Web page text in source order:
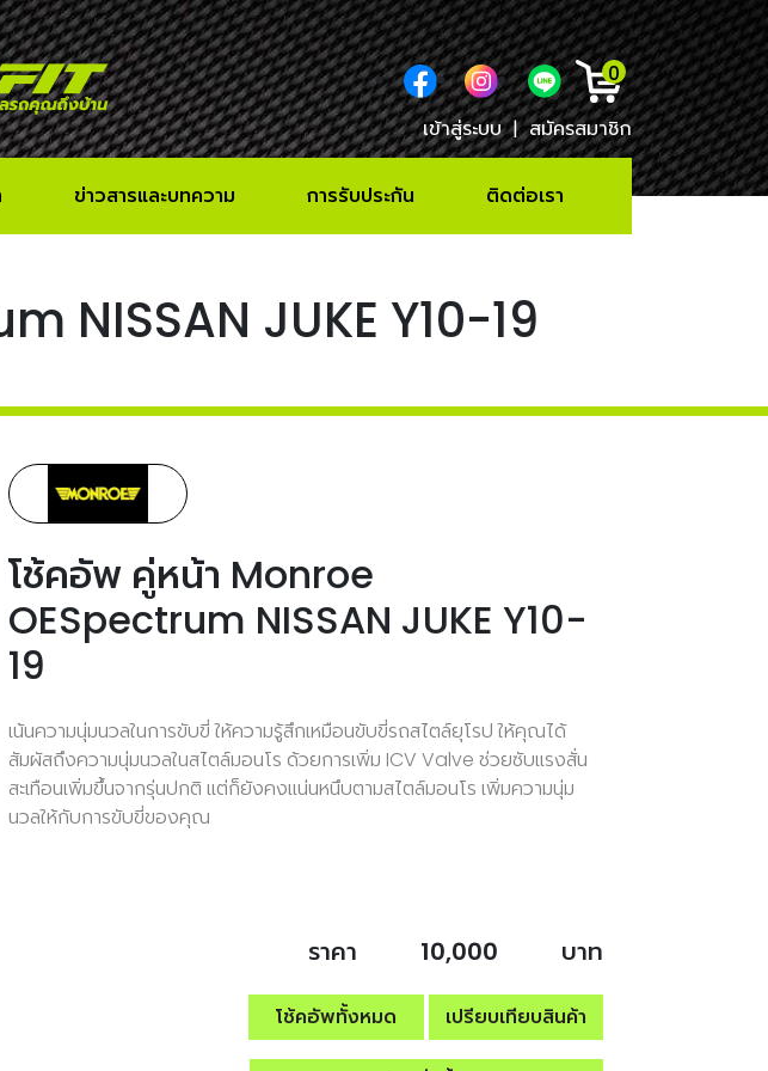
0
เข้าสู่ระบบ | สมัครสมาชิก
ข่าวสารและบทความ การรับประกัน ติดต่อเรา
NISSAN JUKE Y10-19
โช้คอัพ คู่หน้า Monroe
OESpectrum NISSAN JUKE Y10-
19
เน้นความนุ่มนวลในการขับขี่ ให้ความรู้สึกเหมือนขับขี่รถสไตล์ยุโรป ให้คุณได้
สัมผัสถึงความนุ่มนวลในสไตล์มอนโร ด้วยการเพิ่ม ICV Valve ช่วยซับแรงสั่น
สะเทือนเพิ่มขึ้นจากรุ่นปกติ แต่ก็ยังคงแน่นหนึบตามสไตล์มอนโร เพิ่มความนุ่ม
นวลให้กับการขับขี่ของคุณ
ราคา 10,000 บาท
โช้คอัพทั้งหมด เปรียบเทียบสินค้า